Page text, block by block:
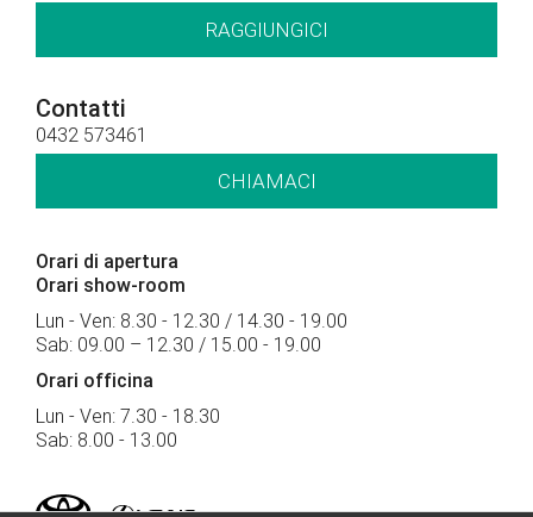
RAGGIUNGICI
Contatti
0432 573461
CHIAMACI
Orari di apertura
Orari show-room
Lun - Ven: 8.30 - 12.30 / 14.30 - 19.00
Sab: 09.00 – 12.30 / 15.00 - 19.00
Orari officina
Lun - Ven: 7.30 - 18.30
Sab: 8.00 - 13.00